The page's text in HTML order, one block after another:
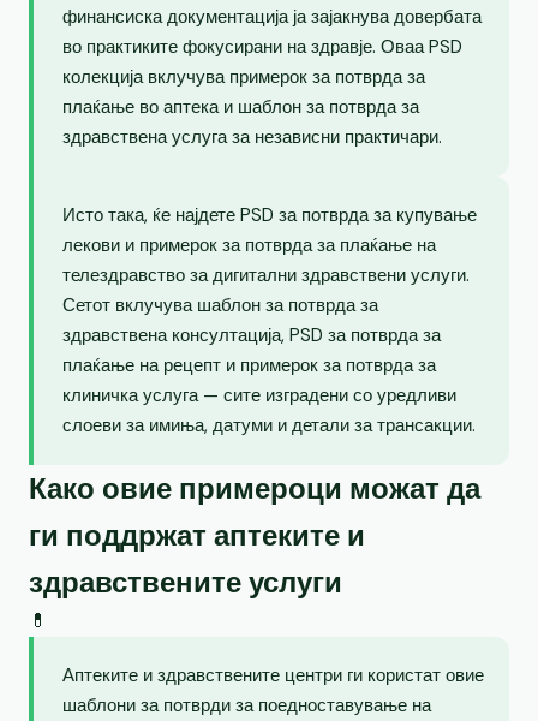
финансиска документација ја зајакнува довербата
во практиките фокусирани на здравје. Оваа PSD
колекција вклучува примерок за потврда за
плаќање во аптека и шаблон за потврда за
здравствена услуга за независни практичари.
Исто така, ќе најдете PSD за потврда за купување
лекови и примерок за потврда за плаќање на
телездравство за дигитални здравствени услуги.
Сетот вклучува шаблон за потврда за
здравствена консултација, PSD за потврда за
плаќање на рецепт и примерок за потврда за
клиничка услуга — сите изградени со уредливи
слоеви за имиња, датуми и детали за трансакции.
Како овие примероци можат да
ги поддржат аптеките и
здравствените услуги
💊
Аптеките и здравствените центри ги користат овие
шаблони за потврди за поедноставување на